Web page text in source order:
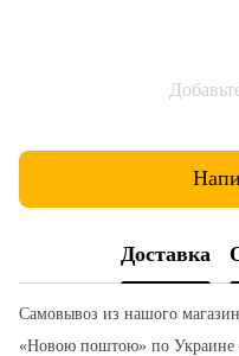
Доставка
Самовывоз из нашого
«Новою поштою» по Украине